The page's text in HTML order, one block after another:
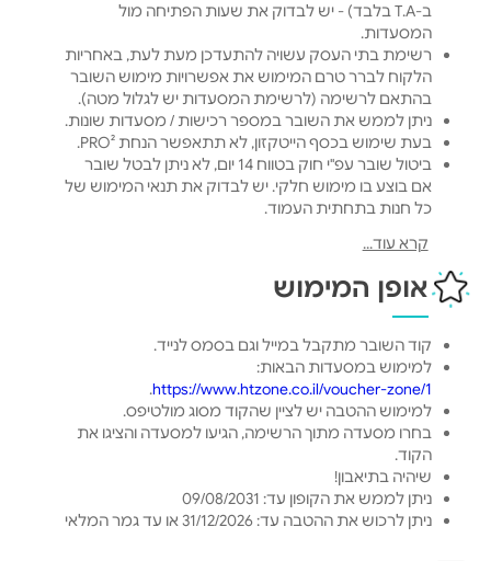
ב-T.A בלבד) - יש לבדוק את שעות הפתיחה מול
המסעדות.
רשימת בתי העסק עשויה להתעדכן מעת לעת, באחריות
הלקוח לברר טרם המימוש את אפשרויות מימוש השובר
בהתאם לרשימה (לרשימת המסעדות יש לגלול מטה).
ניתן לממש את השובר במספר רכישות / מסעדות שונות.
בעת שימוש בכסף הייטקזון, לא תתאפשר הנחת PRO².
ביטול שובר עפ"י חוק בטווח 14 יום, לא ניתן לבטל שובר
אם בוצע בו מימוש חלקי. יש לבדוק את תנאי המימוש של
כל חנות בתחתית העמוד.
הפעילות ומימוש השובר.
מנפיק השובר: הייביז בע"מ.
לתקנון שוברים >
קרא עוד...
אופן המימוש
קוד השובר מתקבל במייל וגם בסמס לנייד.
למימוש במסעדות הבאות:
https://www.htzone.co.il/voucher-zone/1
.
למימוש ההטבה יש לציין שהקוד מסוג מולטיפס.
בחרו מסעדה מתוך הרשימה, הגיעו למסעדה והציגו את
הקוד.
שיהיה בתיאבון!
ניתן לממש את הקופון עד: 09/08/2031
ניתן לרכוש את ההטבה עד: 31/12/2026 או עד גמר המלאי